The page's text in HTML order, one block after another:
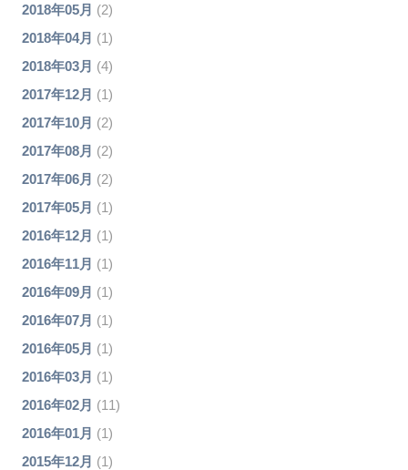
2018年05月 (2)
2018年04月 (1)
2018年03月 (4)
2017年12月 (1)
2017年10月 (2)
2017年08月 (2)
2017年06月 (2)
2017年05月 (1)
2016年12月 (1)
2016年11月 (1)
2016年09月 (1)
2016年07月 (1)
2016年05月 (1)
2016年03月 (1)
2016年02月 (11)
2016年01月 (1)
2015年12月 (1)